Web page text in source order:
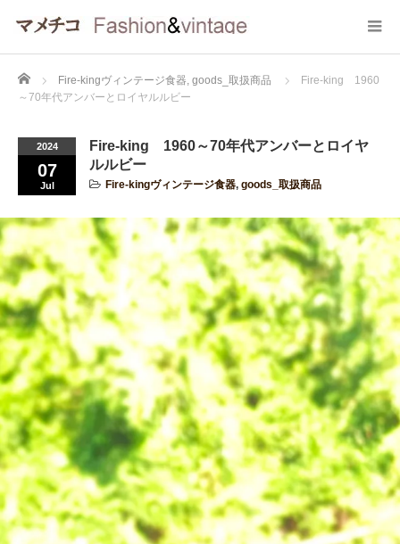
Home Fire-kingヴィンテージ食器, goods_取扱商品
Fire-king 1960
～70年代アンバーとロイヤルルビー
2024
07
Jul
Fire-king 1960～70年代アンバーとロイヤ
ルルビー
Fire-kingヴィンテージ食器, goods_取扱商品